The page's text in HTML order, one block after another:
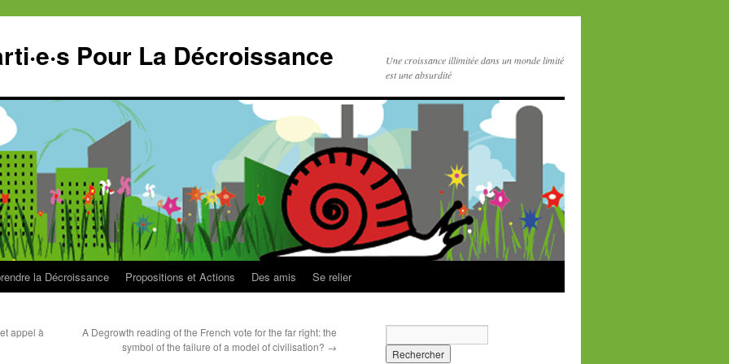
Pour La Décroissance
Une croissance illimitée dans un monde limité
est une absurdité
la Décroissance Propositions et Actions Des amis Se relier
appel à
A Degrowth reading of the French vote for the far right: the
symbol of the failure of a model of civilisation? →